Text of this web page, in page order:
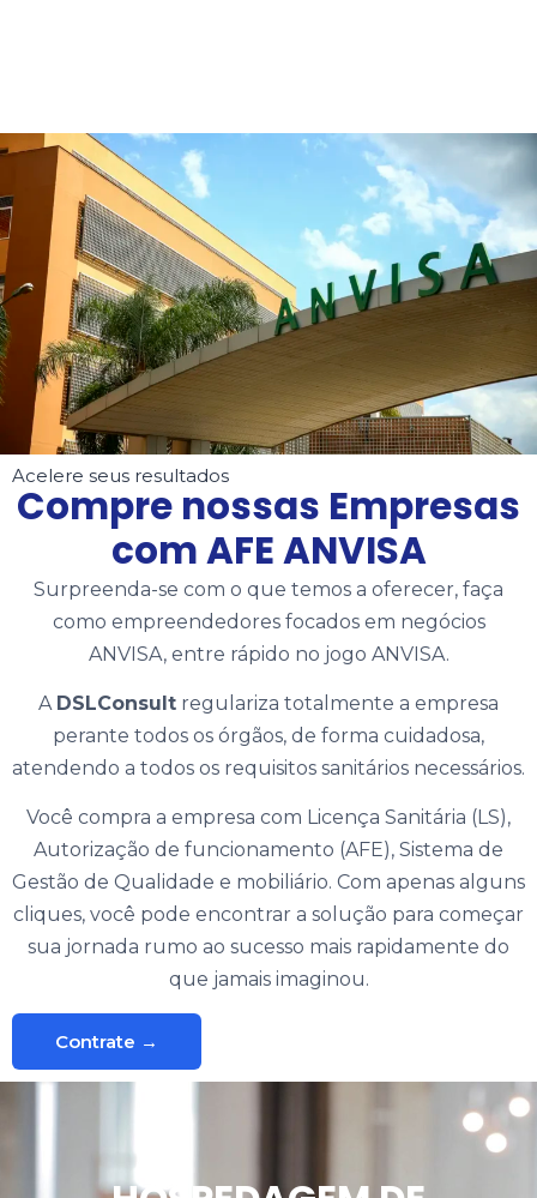
Acelere seus resultados
Compre nossas Empresas
com AFE ANVISA
Surpreenda-se com o que temos a oferecer, faça
como empreendedores focados em negócios
ANVISA, entre rápido no jogo ANVISA.
A DSLConsult regulariza totalmente a empresa
perante todos os órgãos, de forma cuidadosa,
atendendo a todos os requisitos sanitários necessários.
Você compra a empresa com Licença Sanitária (LS),
Autorização de funcionamento (AFE), Sistema de
Gestão de Qualidade e mobiliário. Com apenas alguns
cliques, você pode encontrar a solução para começar
sua jornada rumo ao sucesso mais rapidamente do
que jamais imaginou.
Contrate →